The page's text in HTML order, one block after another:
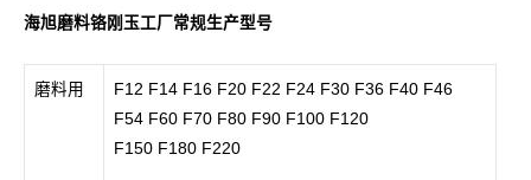
海旭磨料铬刚玉工厂常规生产型号
磨料用
F12 F14 F16 F20 F22 F24 F30 F36 F40 F46
F54 F60 F70 F80 F90 F100 F120
F150 F180 F220